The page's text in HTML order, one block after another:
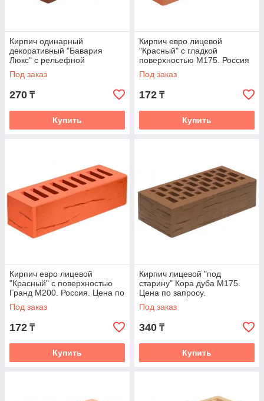
Кирпич одинарный
декоративный "Бавария
Люкс" с рельефной
поверхностью для баварской
кладки М200. Россия.
Под заказ
270 ₸
Купить
Кирпич евро лицевой
"Красный" с гладкой
поверхностью М175. Россия
Под заказ
172 ₸
Купить
Кирпич евро лицевой
"Красный" с поверхностью
Гранд М200. Россия. Цена по
запросу
Под заказ
172 ₸
Купить
Кирпич лицевой "под
старину" Кора дуба М175.
Цена по запросу.
Под заказ
340 ₸
Купить